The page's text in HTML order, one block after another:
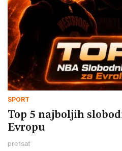
SPORT
Top 5 najboljih
Evropu
pre1sat